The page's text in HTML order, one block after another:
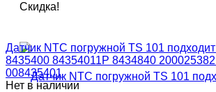
Скидка!
Датчик NTC погружной TS 101
8435400 84354011P 8434840
008435401
Нет в наличии